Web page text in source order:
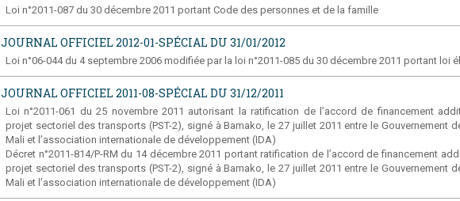
Loi n°2011-087 du 30 décembre 2011 portant Code des personnes et de la famille
JOURNAL OFFICIEL 2012-01-SPÉCIAL DU 31/01/2012
Loi n°06-044 du 4 septembre 2006 modifiée par la loi n°2011-085 du 30 décembre 2011 portant loi
JOURNAL OFFICIEL 2011-08-SPÉCIAL DU 31/12/2011
Loi n°2011-061 du 25 novembre 2011 autorisant la ratification de l’accord de financement
projet sectoriel des transports (PST-2), signé à Bamako, le 27 juillet 2011 entre le Gouvernement
Mali et l’association internationale de développement (IDA)
Décret n°2011-814/P-RM du 14 décembre 2011 portant ratification de l’accord de financement
projet sectoriel des transports (PST-2), signé à Bamako, le 27 juillet 2011 entre le Gouvernement
Mali et l’association internationale de développement (IDA)